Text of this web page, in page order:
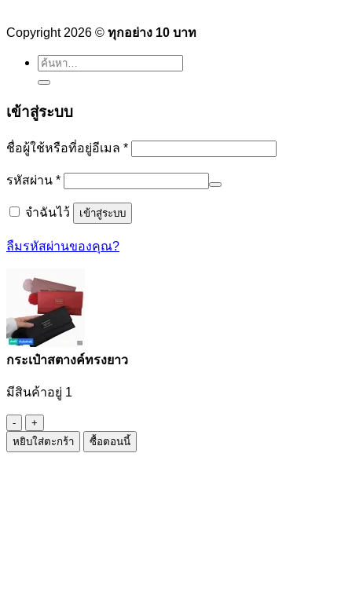
Copyright 2026 © ทุกอย่าง 10 บาท
ค้นหา:
เข้าสู่ระบบ
ชื่อผู้ใช้หรือที่อยู่อีเมล *ต้องการ
รหัสผ่าน *ต้องการ
จำฉันไว้ เข้าสู่ระบบ
ลืมรหัสผ่านของคุณ?
กระเป๋าสตางค์ทรงยาว
มีสินค้าอยู่ 1
จำนวน
กระเป๋า
หยิบใส่ตะกร้า ซื้อตอนนี้